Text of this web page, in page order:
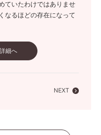
ていたわけではありませ
なるほどの存在になって
細へ
NEXT